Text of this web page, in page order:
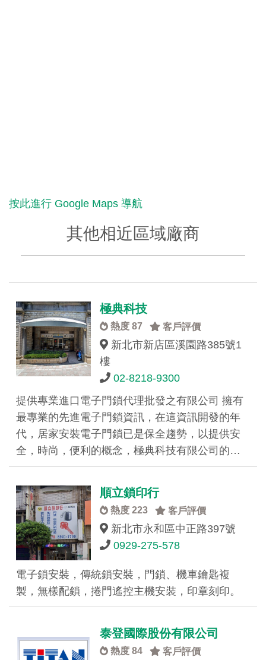
按此進行 Google Maps 導航
其他相近區域廠商
極典科技
熱度 87 客戶評價
新北市新店區溪園路385號1
樓
02-8218-9300
提供專業進口電子門鎖代理批發之有限公司 擁有
最專業的先進電子門鎖資訊，在這資訊開發的年
代，居家安裝電子門鎖已是保全趨勢，以提供安
全，時尚，便利的概念，極典科技有限公司的…
順立鎖印行
熱度 223 客戶評價
新北市永和區中正路397號
0929-275-578
電子鎖安裝，傳統鎖安裝，門鎖、機車鑰匙複
製，無樣配鎖，捲門遙控主機安裝，印章刻印。
泰登國際股份有限公司
熱度 84 客戶評價